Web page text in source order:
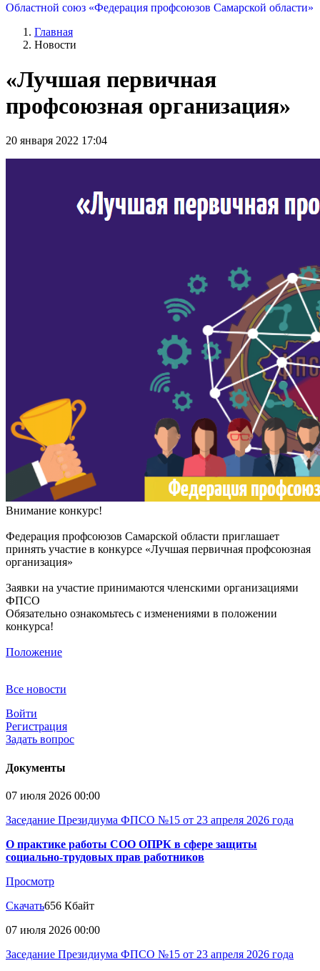
Областной союз «Федерация профсоюзов Самарской области»
Главная
Новости
«Лучшая первичная
профсоюзная организация»
20 января 2022 17:04
Внимание конкурс!
Федерация профсоюзов Самарской области приглашает
принять участие в конкурсе «Лучшая первичная профсоюзная
организация»
Заявки на участие принимаются членскими организациями
ФПСО
Обязательно ознакомьтесь с изменениями в положении
конкурса!
Положение
Все новости
Войти
Регистрация
Задать вопрос
Документы
07 июля 2026 00:00
Заседание Президиума ФПСО №15 от 23 апреля 2026 года
О практике работы СОО ОПРК в сфере защиты
социально-трудовых прав работников
Просмотр
Скачать656 Кбайт
07 июля 2026 00:00
Заседание Президиума ФПСО №15 от 23 апреля 2026 года